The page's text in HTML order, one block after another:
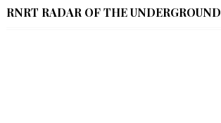
RNRT RADAR OF THE UNDERGROUND